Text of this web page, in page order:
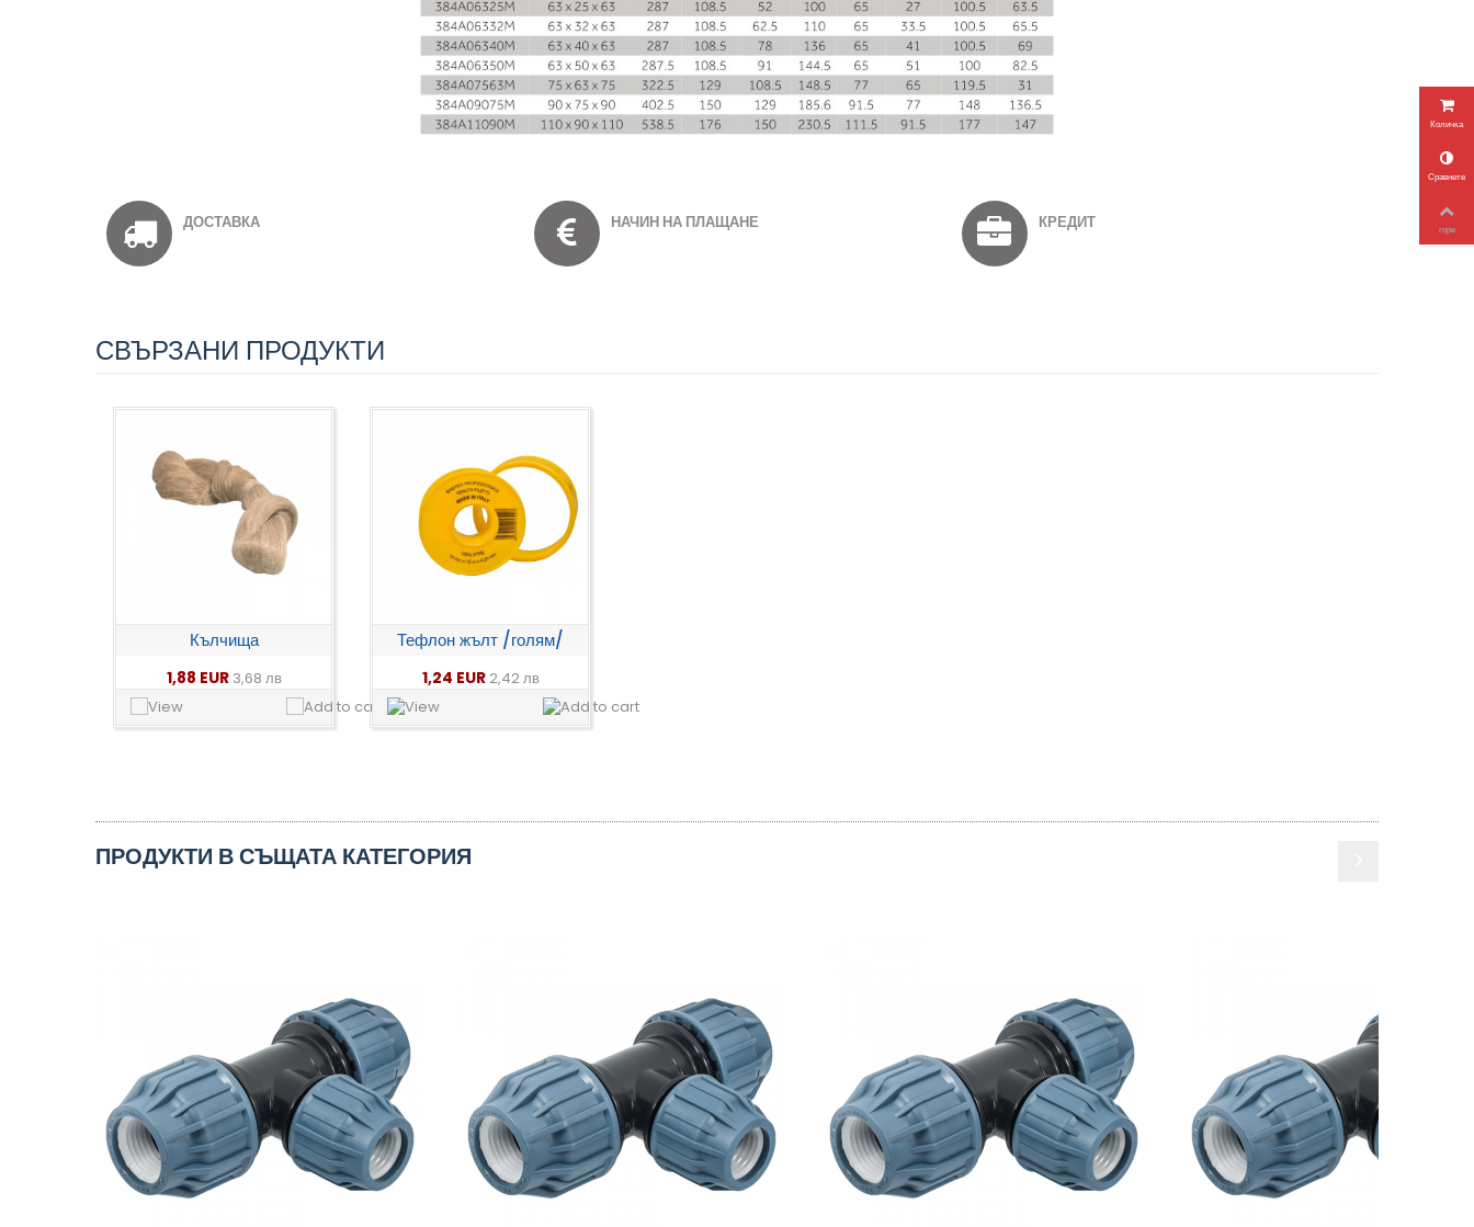
ДОСТАВКА НАЧИН НА ПЛАЩАНЕ КРЕДИТ
СВЪРЗАНИ ПРОДУКТИ
Кълчища
1,88 EUR 3,68 лв
Тефлон жълт /голям/
1,24 EUR 2,42 лв
ПРОДУКТИ В СЪЩАТА КАТЕГОРИЯ
Количка
Сравнете
горе